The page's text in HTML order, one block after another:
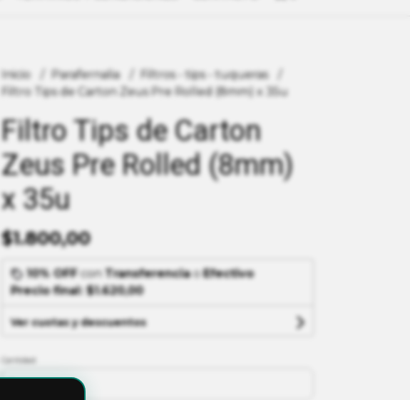
Inicio Parafernalia
Filtros - tips - tuqueras
Filtro Tips de Carton Zeus Pre Rolled (8mm) x 35u
Filtro Tips de Carton
Zeus Pre Rolled (8mm)
x 35u
$1.800,00
10% OFFcon TransferenciaoEfectivo
Precio final:$1.620,00
Ver cuotas y descuentos
Cantidad